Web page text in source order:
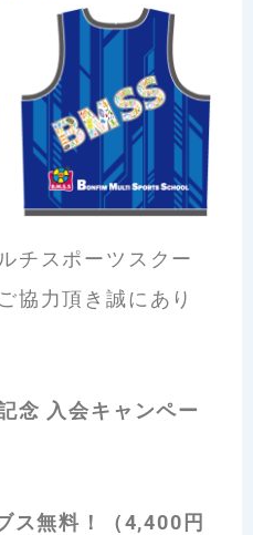
チスポーツスクー
協力頂き誠にあり
念 入会キャンペー
ス無料！（4,400円